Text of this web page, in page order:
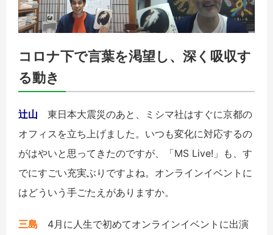
コロナ下で言葉を渇望し、深く吸収す
る動き
辻山 東日本大震災のあと、ミシマ社はすぐに京都の
オフィスを立ち上げました。いつも変化に対応するの
がはやいと思ってきたのですが、「MS Live!」も、す
でにすごい充実ぶりですよね。オンラインイベントに
はどういう手ごたえがありますか。
三島 4月に人生で初めてオンラインイベントに出演